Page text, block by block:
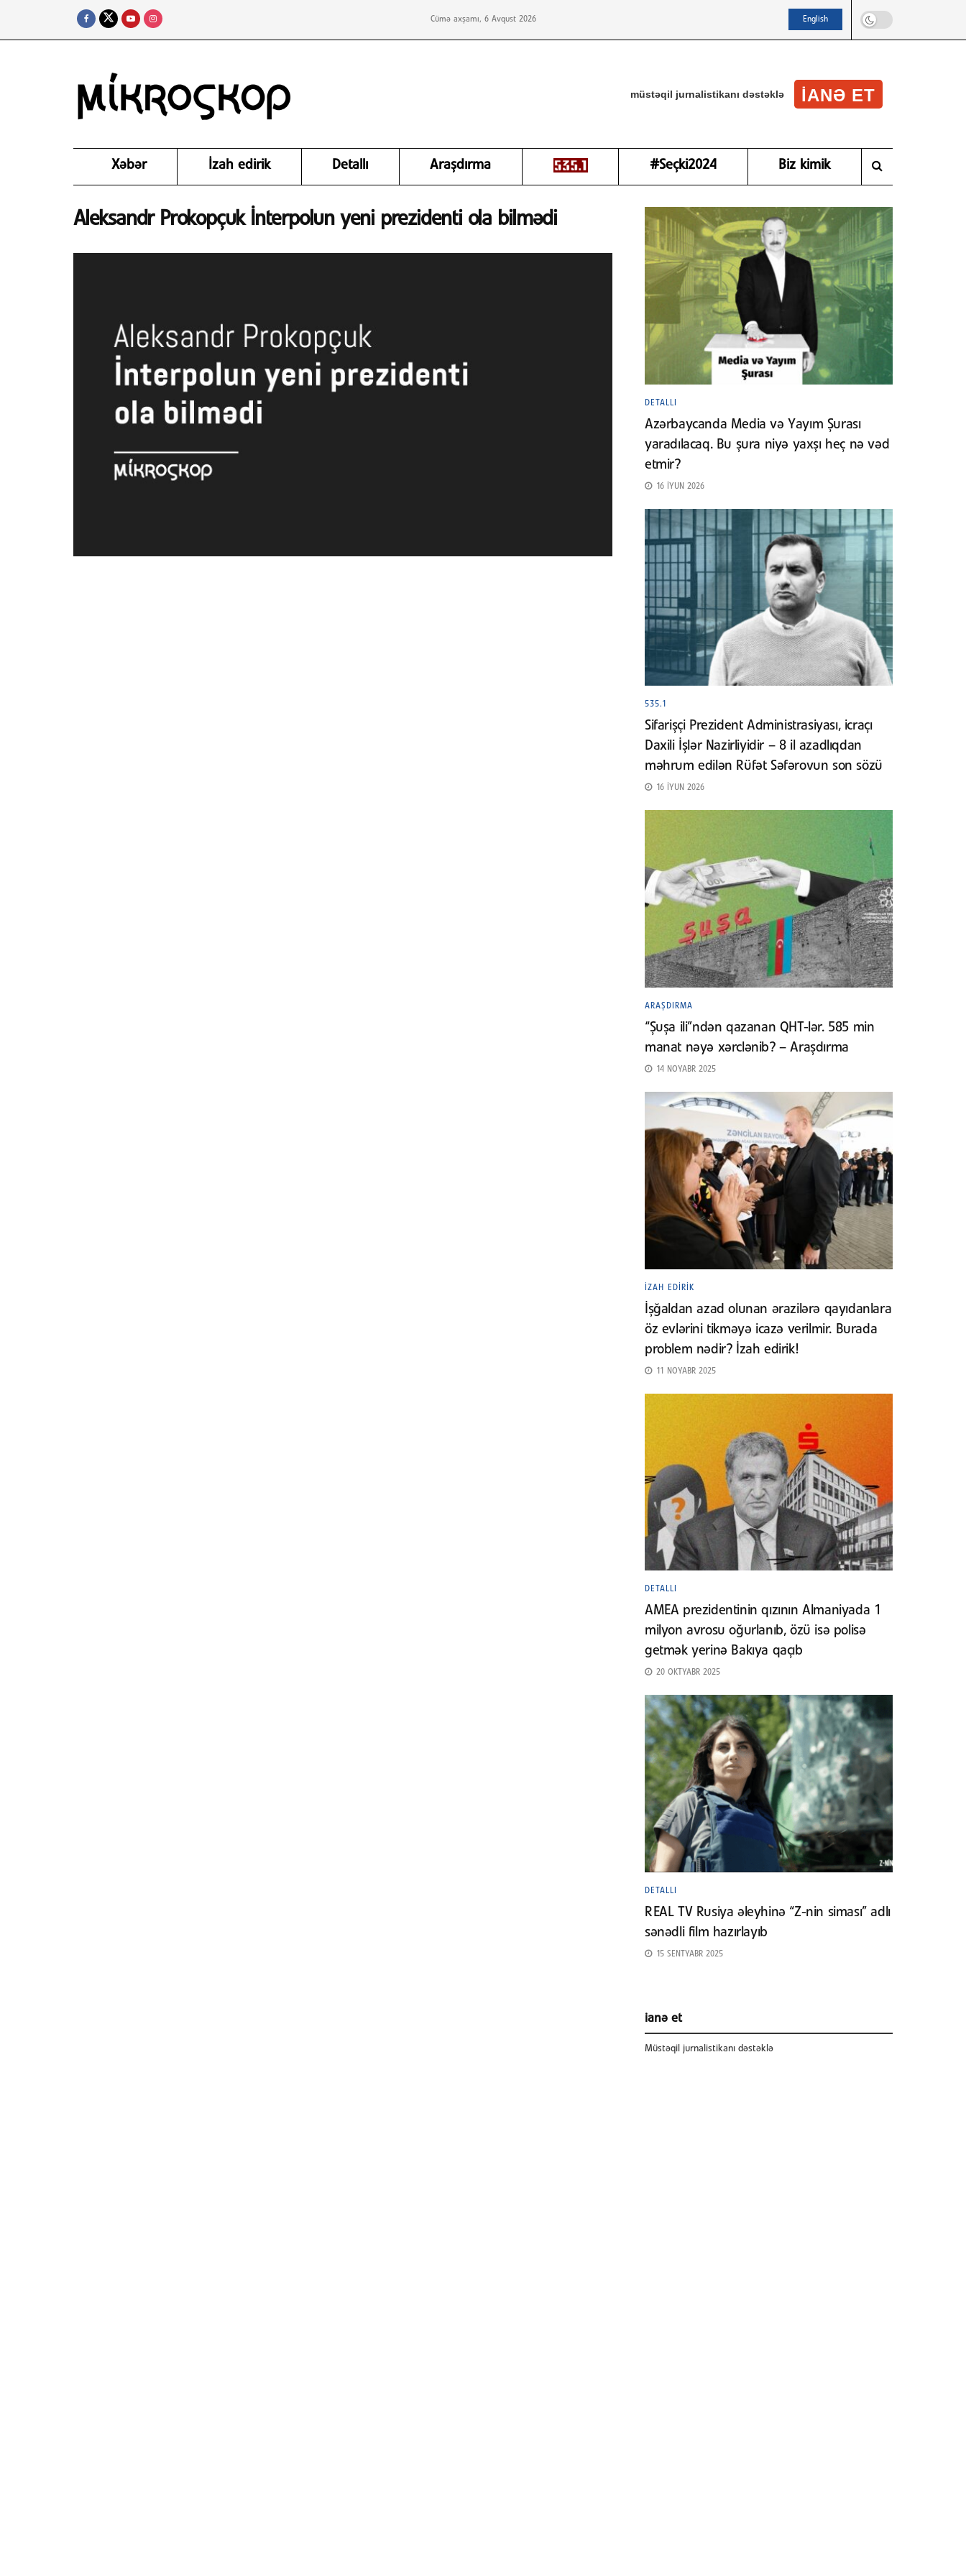
Cümə axşamı, 6 Avqust 2026 English
müstəqil jurnalistikanı dəstəklə IANƏ ET
Xəbər İzah edirik Detallı Araşdırma #Seçki2024 Biz kimik
Aleksandr Prokopçuk İnterpolun yeni prezidenti ola bilmədi
DETALLI
Azərbaycanda Media və Yayım Şurası
yaradılacaq. Bu şura niyə yaxşı heç nə vəd
etmir?
16 İYUN 2026
535.1
Sifarişçi Prezident Administrasiyası, icraçı
Daxili İşlər Nazirliyidir – 8 il azadlıqdan
məhrum edilən Rüfət Səfərovun son sözü
16 İYUN 2026
ARAŞDIRMA
“Şuşa ili”ndən qazanan QHT-lər. 585 min
manat nəyə xərclənib? – Araşdırma
14 NOYABR 2025
İZAH EDIRIK
İşğaldan azad olunan ərazilərə qayıdanlara
öz evlərini tikməyə icazə verilmir. Burada
problem nədir? İzah edirik!
11 NOYABR 2025
DETALLI
AMEA prezidentinin qızının Almaniyada 1
milyon avrosu oğurlanıb, özü isə polisə
getmək yerinə Bakıya qaçıb
20 OKTYABR 2025
DETALLI
REAL TV Rusiya əleyhinə “Z-nin siması” adlı
sənədli film hazırlayıb
15 SENTYABR 2025
ianə et
Müstəqil jurnalistikanı dəstəklə